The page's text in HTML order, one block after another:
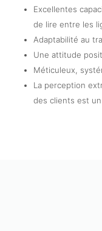
Excellentes
de lire entre les
Adaptabilité au
Une attitude
Méticuleux,
La perception
des clients est